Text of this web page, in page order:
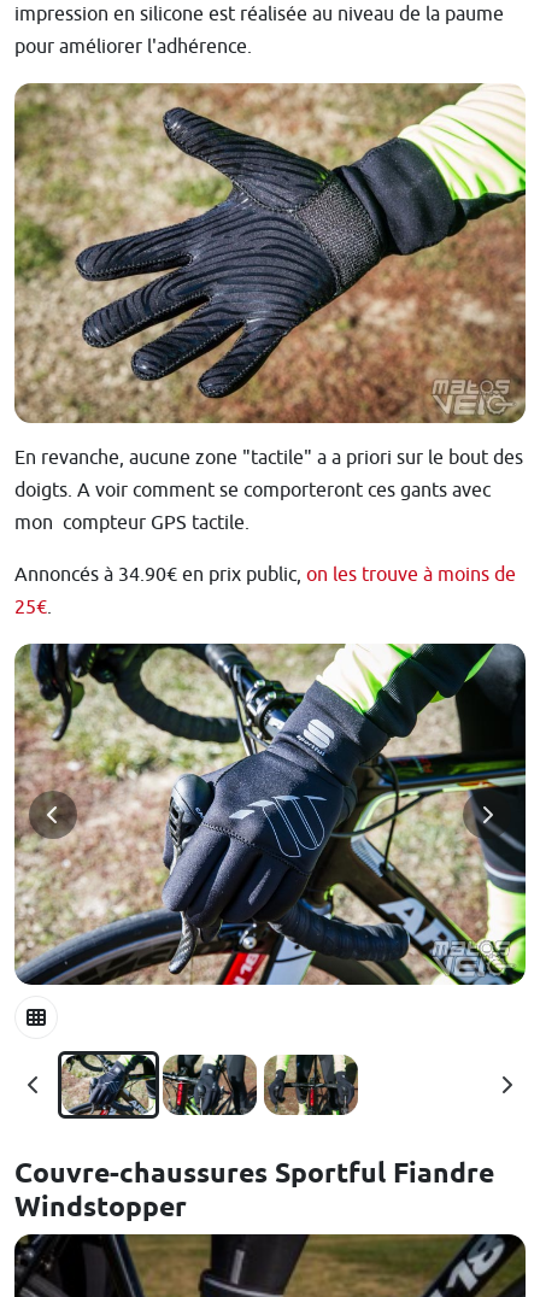
impression en silicone est réalisée au niveau de la paume
pour améliorer l'adhérence.
En revanche, aucune zone "tactile" a a priori sur le bout des
doigts. A voir comment se comporteront ces gants avec
mon compteur GPS tactile.
Annoncés à 34.90€ en prix public, on les trouve à moins de
25€.
Couvre-chaussures Sportful Fiandre
Windstopper